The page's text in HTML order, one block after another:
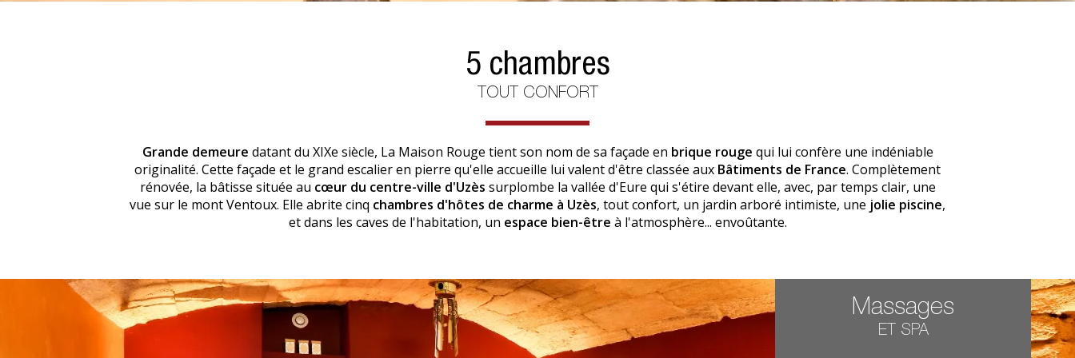
5 chambres
TOUT CONFORT
Grande demeure datant du XIXe siècle, La Maison Rouge tient son nom de sa façade en brique rouge qui lui confère une indéniable
originalité. Cette façade et le grand escalier en pierre qu'elle accueille lui valent d'être classée aux Bâtiments de France. Complètement
rénovée, la bâtisse située au cœur du centre-ville d'Uzès surplombe la vallée d'Eure qui s'étire devant elle, avec, par temps clair, une
vue sur le mont Ventoux. Elle abrite cinq chambres d'hôtes de charme à Uzès, tout confort, un jardin arboré intimiste, une jolie piscine,
et dans les caves de l'habitation, un espace bien-être à l'atmosphère... envoûtante.
Massages
ET SPA